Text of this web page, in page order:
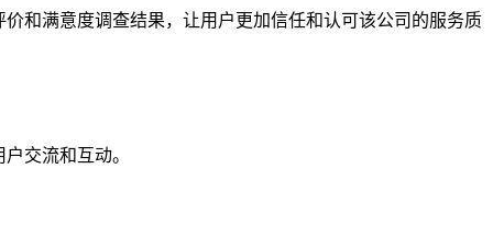
和满意度调查结果，让用户更加信任和认可该公司的服务质
交流和互动。